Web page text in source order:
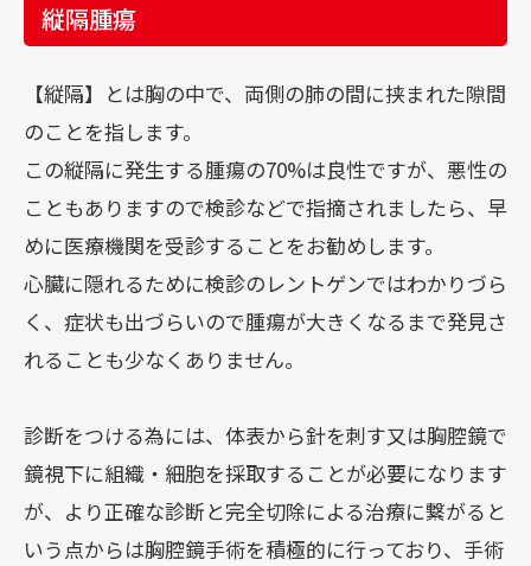
縦隔腫瘍
【縦隔】とは胸の中で、両側の肺の間に挟まれた隙間
のことを指します。
この縦隔に発生する腫瘍の70%は良性ですが、悪性の
こともありますので検診などで指摘されましたら、早
めに医療機関を受診することをお勧めします。
心臓に隠れるために検診のレントゲンではわかりづら
く、症状も出づらいので腫瘍が大きくなるまで発見さ
れることも少なくありません。
診断をつける為には、体表から針を刺す又は胸腔鏡で
鏡視下に組織・細胞を採取することが必要になります
が、より正確な診断と完全切除による治療に繋がると
いう点からは胸腔鏡手術を積極的に行っており、手術